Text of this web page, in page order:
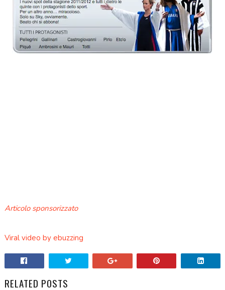
Articolo sponsorizzato
Viral video by ebuzzing
RELATED POSTS